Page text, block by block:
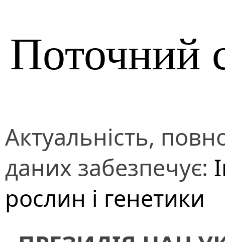
Поточний
Актуальність,
даних забезпечує:
рослин і генетики